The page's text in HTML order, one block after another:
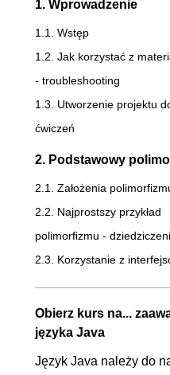
1. Wprowadzenie
1.1. Wstęp
1.2. Jak korzystać z
- troubleshooting
1.3. Utworzenie projektu
ćwiczeń
2. Podstawowy
2.1. Założenia
2.2. Najprostszy przykład
polimorfizmu -
2.3. Korzystanie z
2.4. Polimorfizm
przesłanianie
2.5. Polimorfizm statyczny i
Obierz kurs na...
języka Java
Język Java należy do